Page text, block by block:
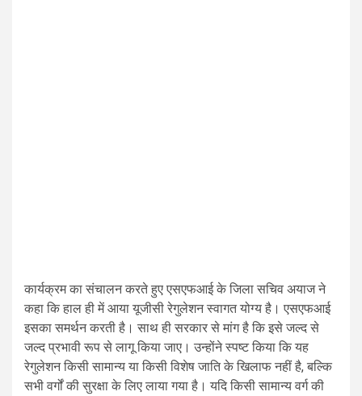
कार्यक्रम का संचालन करते हुए एसएफआई के जिला सचिव अयाज ने
कहा कि हाल ही में आया यूजीसी रेगुलेशन स्वागत योग्य है। एसएफआई
इसका समर्थन करती है। साथ ही सरकार से मांग है कि इसे जल्द से
जल्द प्रभावी रूप से लागू किया जाए। उन्होंने स्पष्ट किया कि यह
रेगुलेशन किसी सामान्य या किसी विशेष जाति के खिलाफ नहीं है, बल्कि
सभी वर्गों की सुरक्षा के लिए लाया गया है। यदि किसी सामान्य वर्ग की